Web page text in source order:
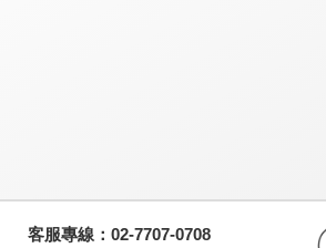
客服專線：02-7707-0708